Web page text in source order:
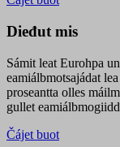
Dieđut mis
Sámit leat Eurohpa
eamiálbmotsajádat
proseantta olles
gullet
Čájet buot